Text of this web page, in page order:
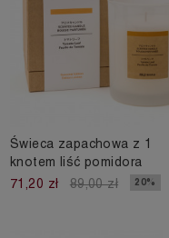
Świeca zapachowa z 1
knotem liść pomidora
71,20 zł
89,00 zł 20%